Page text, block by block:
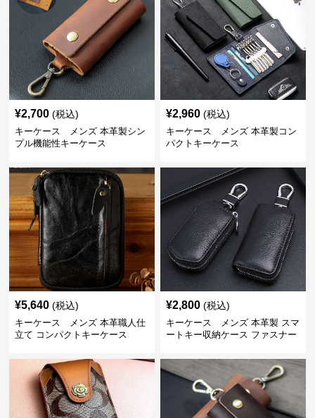
¥2,700 (税込)
キーケース メンズ 本革製シン
プル機能性キーケース
¥2,960 (税込)
キーケース メンズ 本革製コン
パクトキーケース
¥5,640 (税込)
キーケース メンズ 本革職人仕
立て コンパクトキーケース
¥2,800 (税込)
キーケース メンズ 本革製 スマ
ートキー収納ケース ファスナー